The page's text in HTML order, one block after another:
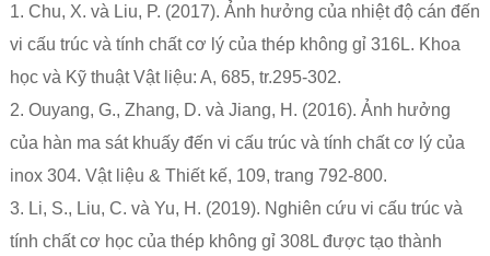
1. Chu, X. và Liu, P. (2017). Ảnh hưởng của nhiệt độ cán đến
vi cấu trúc và tính chất cơ lý của thép không gỉ 316L. Khoa
học và Kỹ thuật Vật liệu: A, 685, tr.295-302.
2. Ouyang, G., Zhang, D. và Jiang, H. (2016). Ảnh hưởng
của hàn ma sát khuấy đến vi cấu trúc và tính chất cơ lý của
inox 304. Vật liệu & Thiết kế, 109, trang 792-800.
3. Li, S., Liu, C. và Yu, H. (2019). Nghiên cứu vi cấu trúc và
tính chất cơ học của thép không gỉ 308L được tạo thành